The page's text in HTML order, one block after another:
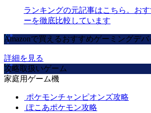
ランキングの元記事はこちら。お
ーを徹底比較しています
Amazonで買えるおすすめゲーミングデ
詳細を見る
攻略取扱いゲーム
家庭用ゲーム機
ポケモンチャンピオンズ攻略
ぽこあポケモン攻略